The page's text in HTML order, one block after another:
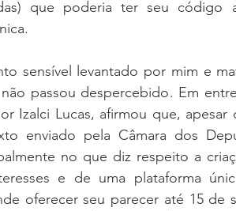
que poderia ter seu código
sensível levantado por mim e
passou despercebido. Em
Izalci Lucas, afirmou que,
enviado pela Câmara dos
no que diz respeito a
e de uma plataforma
oferecer seu parecer até 15